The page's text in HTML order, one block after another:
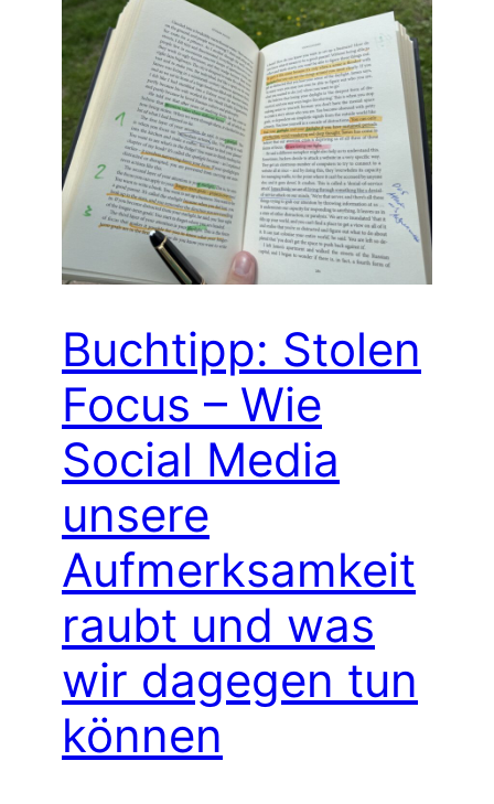
Buchtipp: Stolen
Focus – Wie
Social Media
unsere
Aufmerksamkeit
raubt und was
wir dagegen tun
können